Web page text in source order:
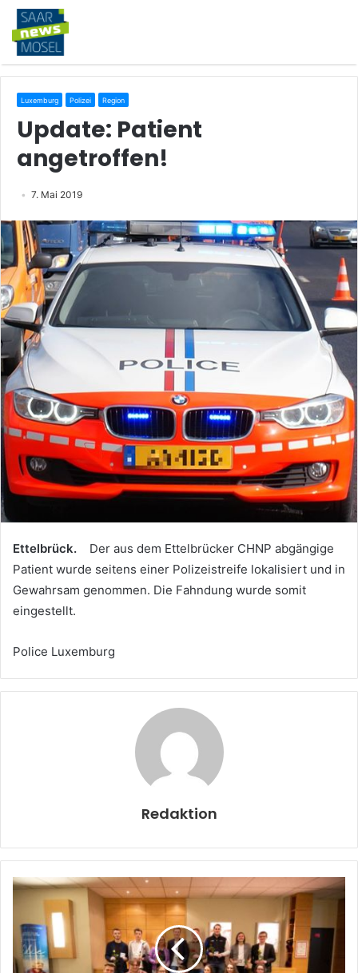
Luxemburg Polizei Region
Update: Patient
angetroffen!
7. Mai 2019
Ettelbrück. Der aus dem Ettelbrücker CHNP abgängige
Patient wurde seitens einer Polizeistreife lokalisiert und in
Gewahrsam genommen. Die Fahndung wurde somit
eingestellt.
Police Luxemburg
Redaktion